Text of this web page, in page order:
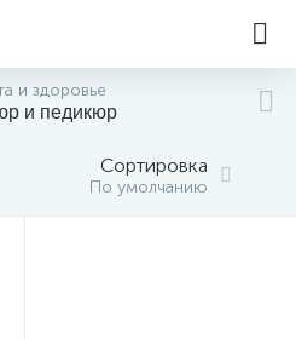
и здоровье
и педикюр
Сортировка
По умолчанию